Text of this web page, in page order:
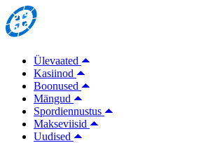
Ülevaated
Kasiinod
Boonused
Mängud
Spordiennustus
Makseviisid
Uudised